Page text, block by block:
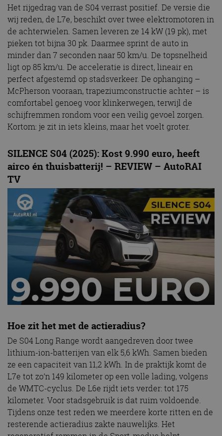
Het rijgedrag van de S04 verrast positief. De versie die
wij reden, de L7e, beschikt over twee elektromotoren in
de achterwielen. Samen leveren ze 14 kW (19 pk), met
pieken tot bijna 30 pk. Daarmee sprint de auto in
minder dan 7 seconden naar 50 km/u. De topsnelheid
ligt op 85 km/u. De acceleratie is direct, lineair en
perfect afgestemd op stadsverkeer. De ophanging –
McPherson vooraan, trapeziumconstructie achter – is
comfortabel genoeg voor klinkerwegen, terwijl de
schijfremmen rondom voor een veilig gevoel zorgen.
Kortom: je zit in iets kleins, maar het voelt groter.
SILENCE S04 (2025): Kost 9.990 euro, heeft
airco én thuisbatterij! – REVIEW – AutoRAI
TV
Hoe zit het met de actieradius?
De S04 Long Range wordt aangedreven door twee
lithium-ion-batterijen van elk 5,6 kWh. Samen bieden
ze een capaciteit van 11,2 kWh. In de praktijk komt de
L7e tot zo’n 149 kilometer op een volle lading, volgens
de WMTC-cyclus. De L6e rijdt iets verder: tot 175
kilometer. Voor stadsgebruik is dat ruim voldoende.
Tijdens onze test reden we meerdere korte ritten en de
resterende actieradius zakte nauwelijks. Het